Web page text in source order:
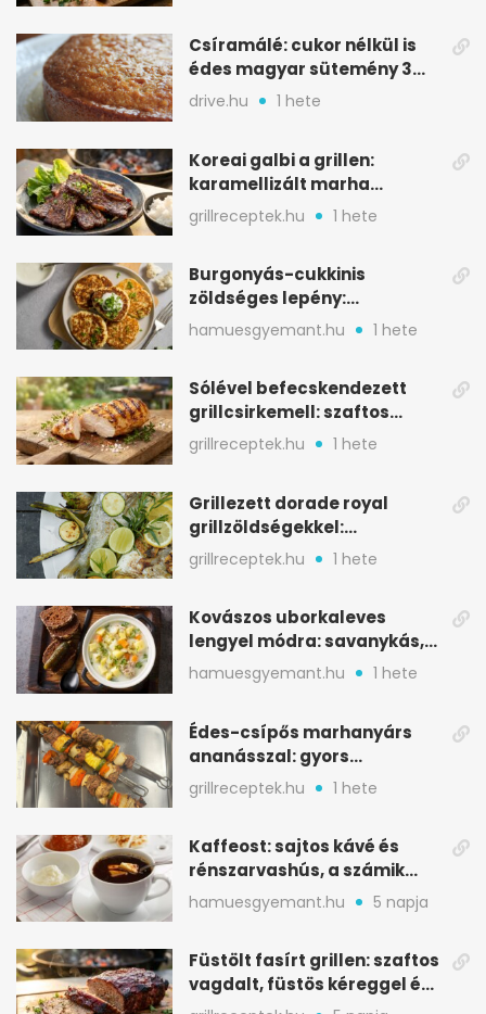
Csíramálé: cukor nélkül is
édes magyar sütemény 3
alapanyagból
drive.hu 1 hete
Koreai galbi a grillen:
karamellizált marha
rövidborda gyorsan
grillreceptek.hu 1 hete
Burgonyás-cukkinis
zöldséges lepény:
aranybarna, szaftos, hús
nélkül is
hamuesgyemant.hu 1 hete
Sólével befecskendezett
grillcsirkemell: szaftos
marad, nem szárad ki
grillreceptek.hu 1 hete
Grillezett dorade royal
grillzöldségekkel:
mediterrán ízek a rostélyról
grillreceptek.hu 1 hete
Kovászos uborkaleves
lengyel módra: savanykás,
kapros, meglepően
tartalmas
hamuesgyemant.hu 1 hete
Édes-csípős marhanyárs
ananásszal: gyors
grillrecept jalapeñóval
grillreceptek.hu 1 hete
Kaffeost: sajtos kávé és
rénszarvashús, a számik
melegítő itala
hamuesgyemant.hu 5 napja
Füstölt fasírt grillen: szaftos
vagdalt, füstös kéreggel és
BBQ mázzal